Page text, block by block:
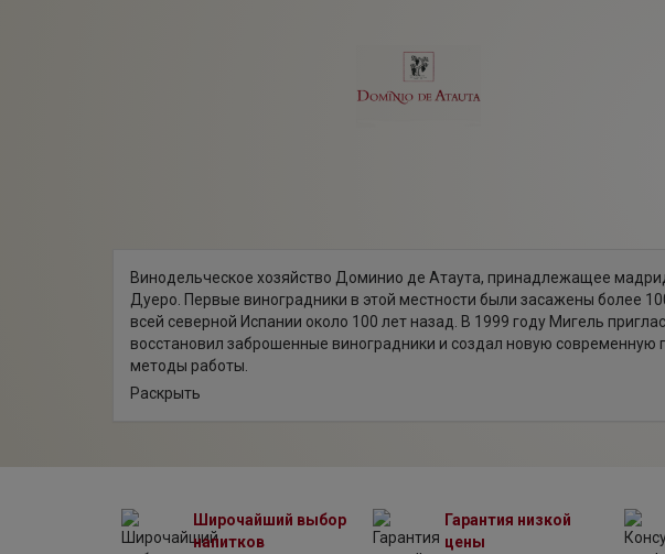
Винодельческое хозяйство Доминио де Атаута, принадлежащее
Дуеро. Первые виноградники в этой местности были засажены более
всей северной Испании около 100 лет назад. В 1999 году Мигель
восстановил заброшенные виноградники и создал новую
методы работы.
На сегодняшний день хозяйство Атаута считается раритетом в
Раскрыть
Широчайший выбор
напитков
Гарантия низкой
цены